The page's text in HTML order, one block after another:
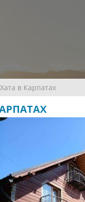
Хата в Карпатах